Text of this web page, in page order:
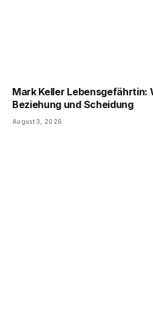
Mark Keller Lebensgefährtin:
Beziehung und Scheidung
August 3, 2026